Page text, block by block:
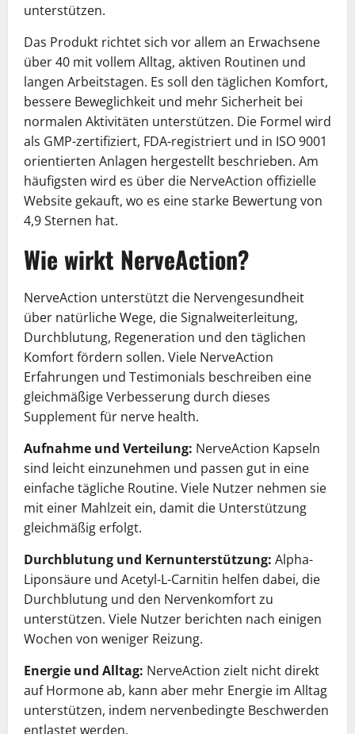
unterstützen.
Das Produkt richtet sich vor allem an Erwachsene
über 40 mit vollem Alltag, aktiven Routinen und
langen Arbeitstagen. Es soll den täglichen Komfort,
bessere Beweglichkeit und mehr Sicherheit bei
normalen Aktivitäten unterstützen. Die Formel wird
als GMP-zertifiziert, FDA-registriert und in ISO 9001
orientierten Anlagen hergestellt beschrieben. Am
häufigsten wird es über die NerveAction offizielle
Website gekauft, wo es eine starke Bewertung von
4,9 Sternen hat.
Wie wirkt NerveAction?
NerveAction unterstützt die Nervengesundheit
über natürliche Wege, die Signalweiterleitung,
Durchblutung, Regeneration und den täglichen
Komfort fördern sollen. Viele NerveAction
Erfahrungen und Testimonials beschreiben eine
gleichmäßige Verbesserung durch dieses
Supplement für nerve health.
Aufnahme und Verteilung: NerveAction Kapseln
sind leicht einzunehmen und passen gut in eine
einfache tägliche Routine. Viele Nutzer nehmen sie
mit einer Mahlzeit ein, damit die Unterstützung
gleichmäßig erfolgt.
Durchblutung und Kernunterstützung: Alpha-
Liponsäure und Acetyl-L-Carnitin helfen dabei, die
Durchblutung und den Nervenkomfort zu
unterstützen. Viele Nutzer berichten nach einigen
Wochen von weniger Reizung.
Energie und Alltag: NerveAction zielt nicht direkt
auf Hormone ab, kann aber mehr Energie im Alltag
unterstützen, indem nervenbedingte Beschwerden
entlastet werden.